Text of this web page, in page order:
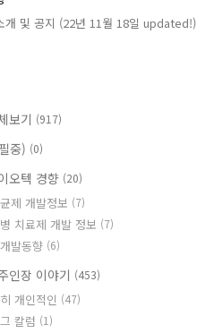
개 및 공지 (22년 11월 18일 updated!)
보기 (917)
중) (0)
오텍 경향 (20)
제 개발정보 (7)
치료제 개발 정보 (7)
발동향 (6)
인장 이야기 (453)
개인적인 (47)
칼럼 (1)